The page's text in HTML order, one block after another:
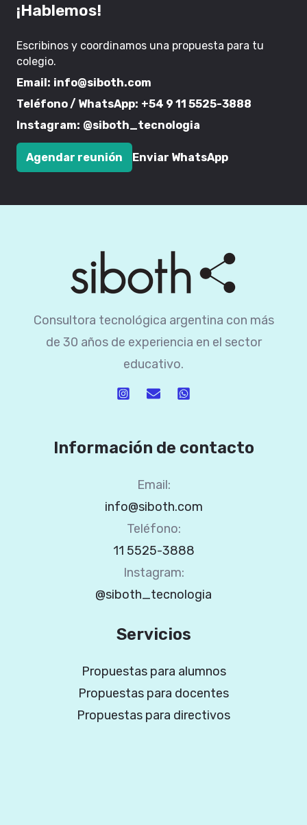
¡Hablemos!
Escribinos y coordinamos una propuesta para tu
colegio.
Email: info@siboth.com
Teléfono / WhatsApp: +54 9 11 5525-3888
Instagram: @siboth_tecnologia
Agendar reunión Enviar WhatsApp
Consultora tecnológica argentina con más
de 30 años de experiencia en el sector
educativo.
Información de contacto
Email:
info@siboth.com
Teléfono:
11 5525-3888
Instagram:
@siboth_tecnologia
Servicios
Propuestas para alumnos
Propuestas para docentes
Propuestas para directivos